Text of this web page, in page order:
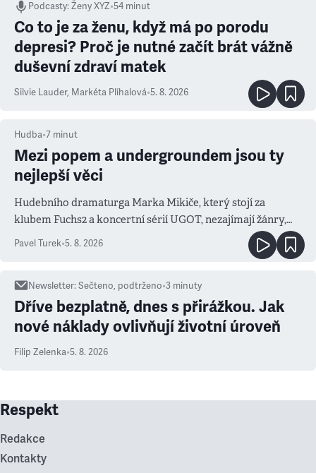
Podcasty:Ženy XYZ•54 minut
Co to je za ženu, když má po porodu
depresi? Proč je nutné začít brát vážně
duševní zdraví matek
Silvie Lauder, Markéta Plíhalová•5. 8. 2026
Hudba•7 minut
Mezi popem a undergroundem jsou ty
nejlepší věci
Hudebního dramaturga Marka Mikiče, který stojí za
klubem Fuchs2 a koncertní sérií UGOT, nezajímají žánry,
ale atmosféra
Pavel Turek•5. 8. 2026
Newsletter:Sečteno, podtrženo•3 minuty
Dříve bezplatně, dnes s přirážkou. Jak
nové náklady ovlivňují životní úroveň
Filip Zelenka•5. 8. 2026
Respekt
Redakce
Kontakty